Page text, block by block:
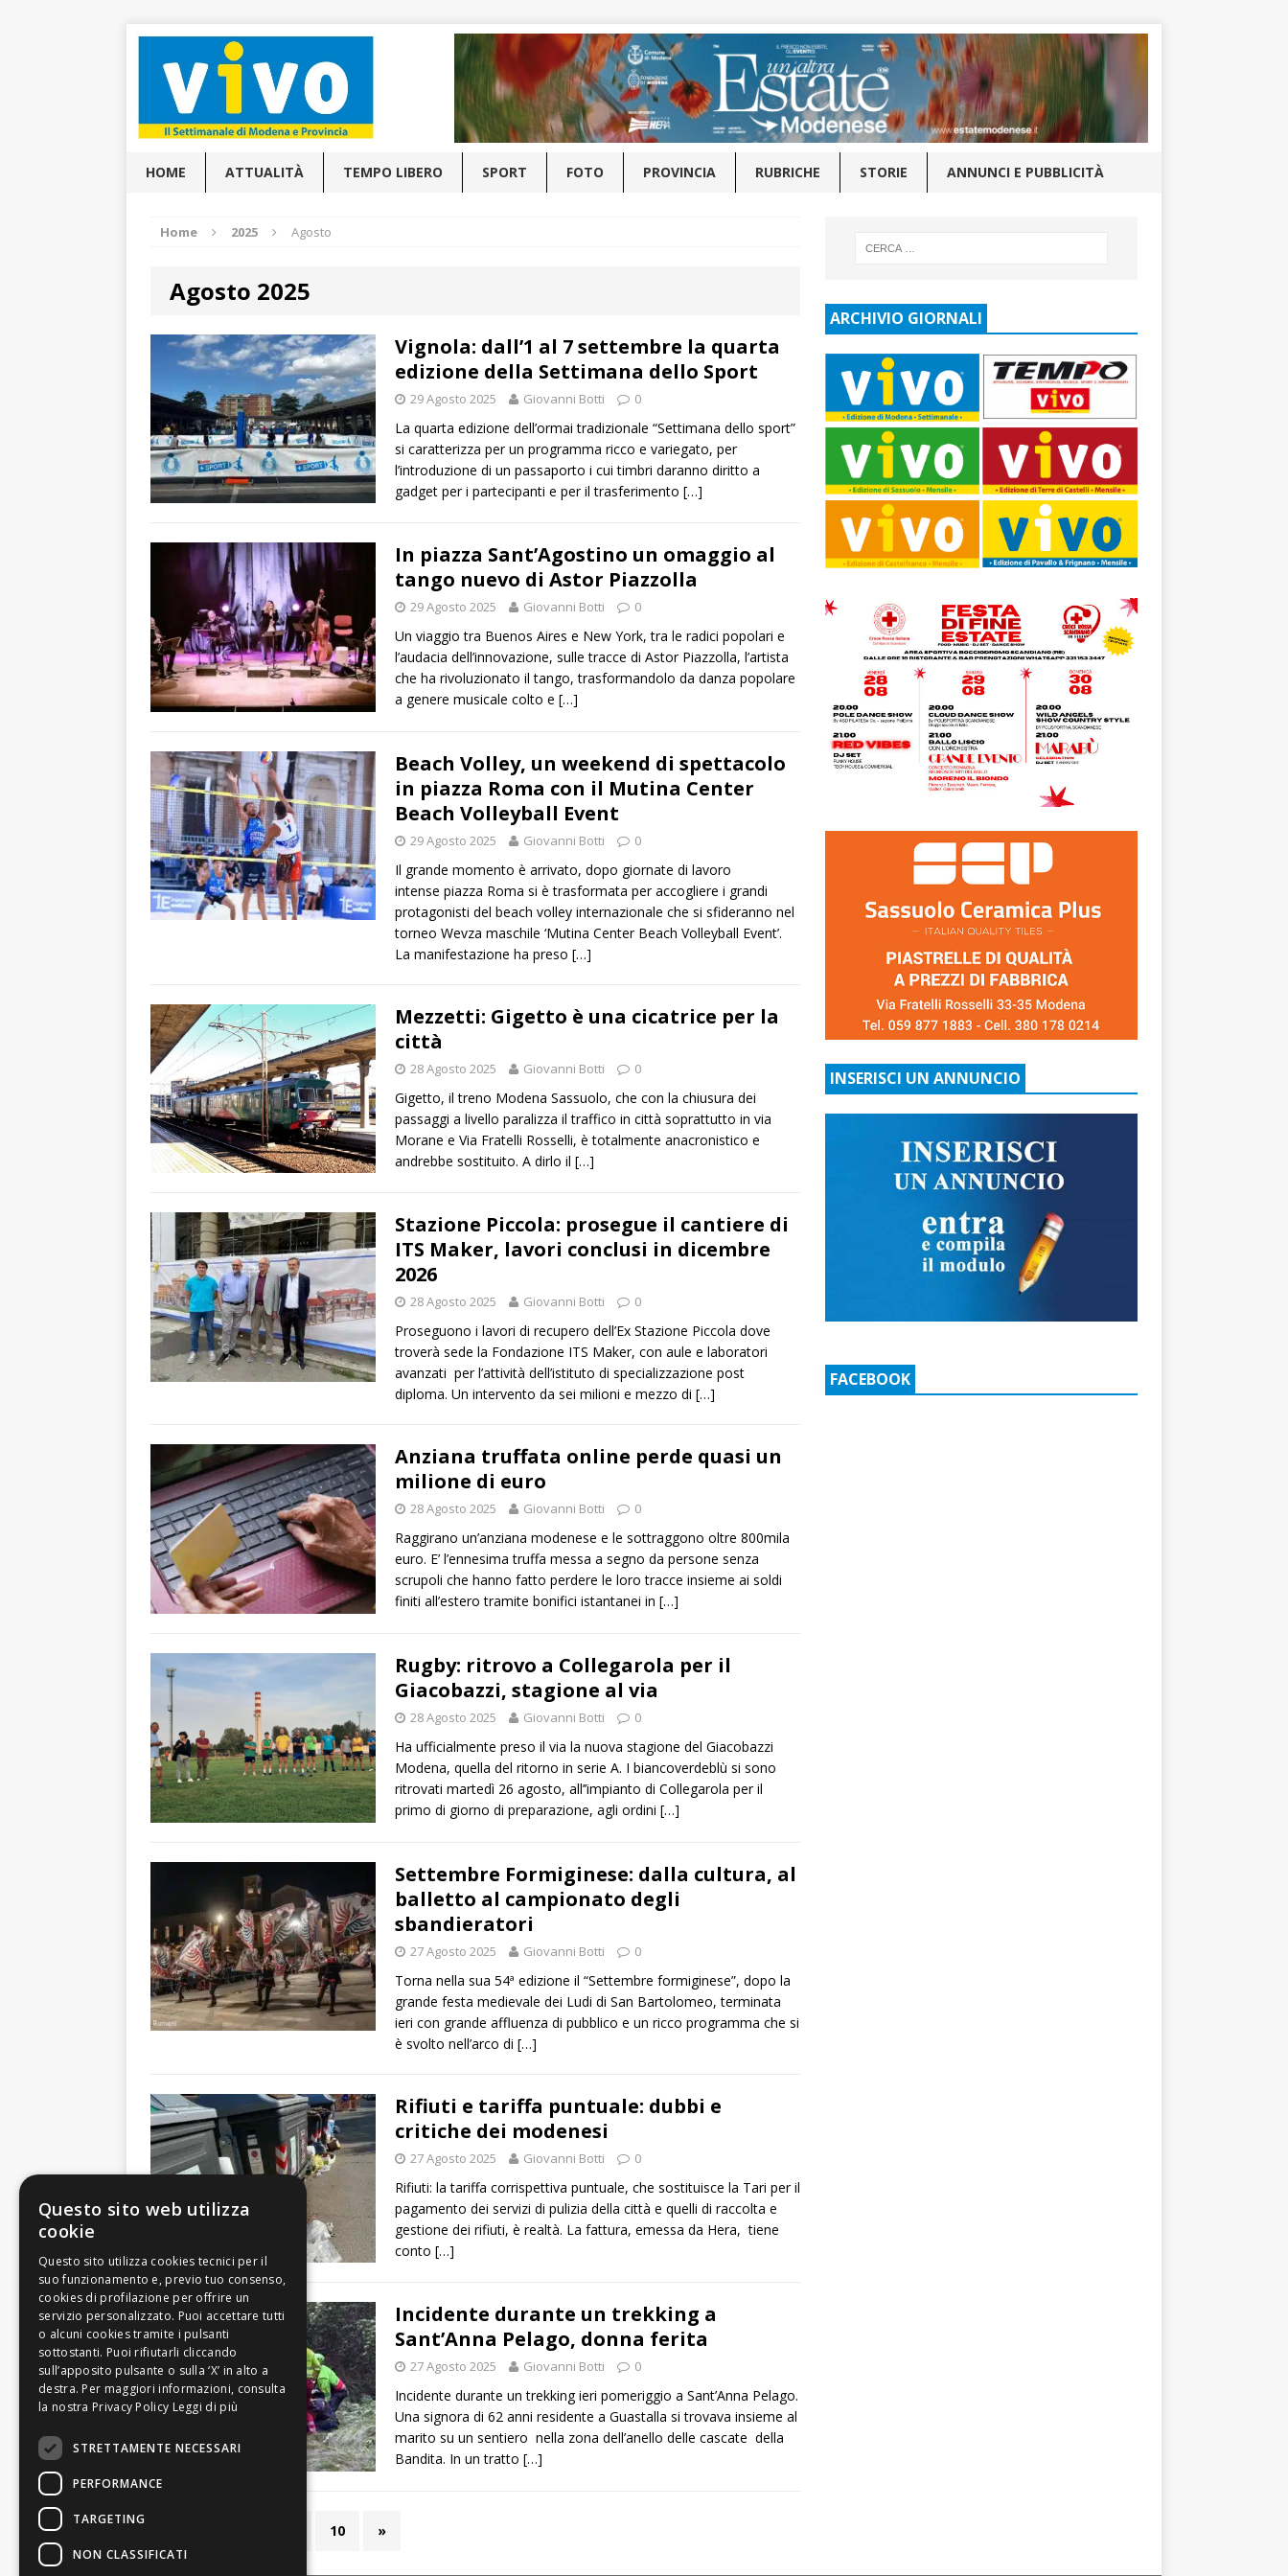
HOME ATTUALITÀ TEMPO LIBERO SPORT FOTO PROVINCIA RUBRICHE STORIE ANNUNCI E PUBBLICITÀ
Home 2025 Agosto
Agosto 2025
Vignola: dall’1 al 7 settembre la quarta
edizione della Settimana dello Sport
29 Agosto 2025 Giovanni Botti 0
La quarta edizione dell’ormai tradizionale “Settimana dello sport”
si caratterizza per un programma ricco e variegato, per
l’introduzione di un passaporto i cui timbri daranno diritto a
gadget per i partecipanti e per il trasferimento […]
In piazza Sant’Agostino un omaggio al
tango nuevo di Astor Piazzolla
29 Agosto 2025 Giovanni Botti 0
Un viaggio tra Buenos Aires e New York, tra le radici popolari e
l’audacia dell’innovazione, sulle tracce di Astor Piazzolla, l’artista
che ha rivoluzionato il tango, trasformandolo da danza popolare
a genere musicale colto e […]
Beach Volley, un weekend di spettacolo
in piazza Roma con il Mutina Center
Beach Volleyball Event
29 Agosto 2025 Giovanni Botti 0
Il grande momento è arrivato, dopo giornate di lavoro
intense piazza Roma si è trasformata per accogliere i grandi
protagonisti del beach volley internazionale che si sfideranno nel
torneo Wevza maschile ‘Mutina Center Beach Volleyball Event’.
La manifestazione ha preso […]
Mezzetti: Gigetto è una cicatrice per la
città
28 Agosto 2025 Giovanni Botti 0
Gigetto, il treno Modena Sassuolo, che con la chiusura dei
passaggi a livello paralizza il traffico in città soprattutto in via
Morane e Via Fratelli Rosselli, è totalmente anacronistico e
andrebbe sostituito. A dirlo il […]
Stazione Piccola: prosegue il cantiere di
ITS Maker, lavori conclusi in dicembre
2026
28 Agosto 2025 Giovanni Botti 0
Proseguono i lavori di recupero dell’Ex Stazione Piccola dove
troverà sede la Fondazione ITS Maker, con aule e laboratori
avanzati per l’attività dell’istituto di specializzazione post
diploma. Un intervento da sei milioni e mezzo di […]
Anziana truffata online perde quasi un
milione di euro
28 Agosto 2025 Giovanni Botti 0
Raggirano un’anziana modenese e le sottraggono oltre 800mila
euro. E’ l’ennesima truffa messa a segno da persone senza
scrupoli che hanno fatto perdere le loro tracce insieme ai soldi
finiti all’estero tramite bonifici istantanei in […]
Rugby: ritrovo a Collegarola per il
Giacobazzi, stagione al via
28 Agosto 2025 Giovanni Botti 0
Ha ufficialmente preso il via la nuova stagione del Giacobazzi
Modena, quella del ritorno in serie A. I biancoverdeblù si sono
ritrovati martedì 26 agosto, all’’impianto di Collegarola per il
primo di giorno di preparazione, agli ordini […]
Settembre Formiginese: dalla cultura, al
balletto al campionato degli
sbandieratori
27 Agosto 2025 Giovanni Botti 0
Torna nella sua 54ª edizione il “Settembre formiginese”, dopo la
grande festa medievale dei Ludi di San Bartolomeo, terminata
ieri con grande affluenza di pubblico e un ricco programma che si
è svolto nell’arco di […]
Rifiuti e tariffa puntuale: dubbi e
critiche dei modenesi
27 Agosto 2025 Giovanni Botti 0
Rifiuti: la tariffa corrispettiva puntuale, che sostituisce la Tari per il
pagamento dei servizi di pulizia della città e quelli di raccolta e
gestione dei rifiuti, è realtà. La fattura, emessa da Hera, tiene
conto […]
Incidente durante un trekking a
Sant’Anna Pelago, donna ferita
27 Agosto 2025 Giovanni Botti 0
Incidente durante un trekking ieri pomeriggio a Sant’Anna Pelago.
Una signora di 62 anni residente a Guastalla si trovava insieme al
marito su un sentiero nella zona dell’anello delle cascate della
Bandita. In un tratto […]
10 »
ARCHIVIO GIORNALI
INSERISCI UN ANNUNCIO
FACEBOOK
Questo sito web utilizza
cookie
Leggi di più
STRETTAMENTE NECESSARI
PERFORMANCE
TARGETING
NON CLASSIFICATI